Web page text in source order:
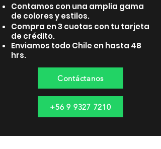
Contamos con una amplia gama
de colores y estilos.
Compra en 3 cuotas con tu tarjeta
de crédito.
Enviamos todo Chile en hasta 48
hrs.
Contáctanos
+56 9 9327 7210